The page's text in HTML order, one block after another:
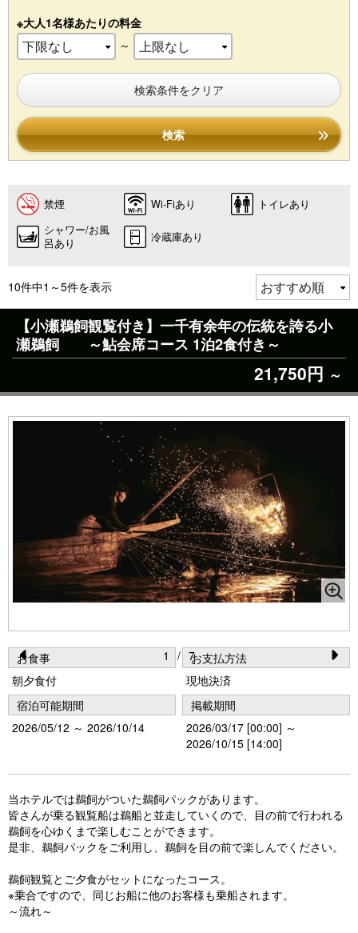
※大人1名様あたりの料金
～
検索条件をクリア
検索
禁煙 Wi-Fiあり
トイレあり
シャワー/お風
呂あり
冷蔵庫あり
10件中1～5件を表示
【小瀬鵜飼観覧付き】一千有余年の伝統を誇る小
瀬鵜飼 ～鮎会席コース 1泊2食付き～
21,750円 ～
Pr
e
vi
u
s
N
e
xt
1 / 7
お食事
朝夕食付
お支払方法
現地決済
宿泊可能期間
2026/05/12 ～ 2026/10/14
掲載期間
2026/03/17 [00:00] ～
2026/10/15 [14:00]
当ホテルでは鵜飼がついた鵜飼パックがあります。
皆さんが乗る観覧船は鵜船と並走していくので、目の前で行われる
鵜飼を心ゆくまで楽しむことができます。
是非、鵜飼パックをご利用し、鵜飼を目の前で楽しんでください。
鵜飼観覧とご夕食がセットになったコース。
※乗合ですので、同じお船に他のお客様も乗船されます。
～流れ～